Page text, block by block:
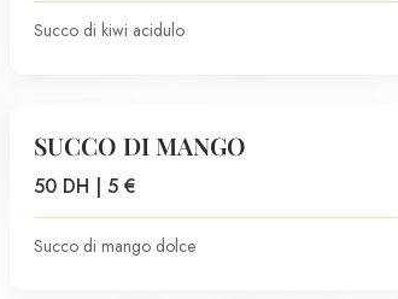
Succo di kiwi acidulo
SUCCO DI MANGO
50 DH | 5 €
Succo di mango dolce